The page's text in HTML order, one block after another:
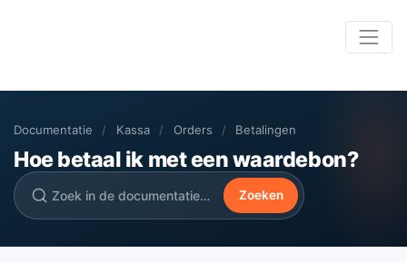
Documentatie / Kassa / Orders / Betalingen
Hoe betaal ik met een waardebon?
Zoeken